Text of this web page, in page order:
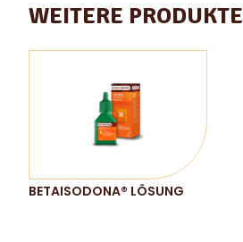
WEITERE PRODUKTE
BETAISODONA® LÖSUNG